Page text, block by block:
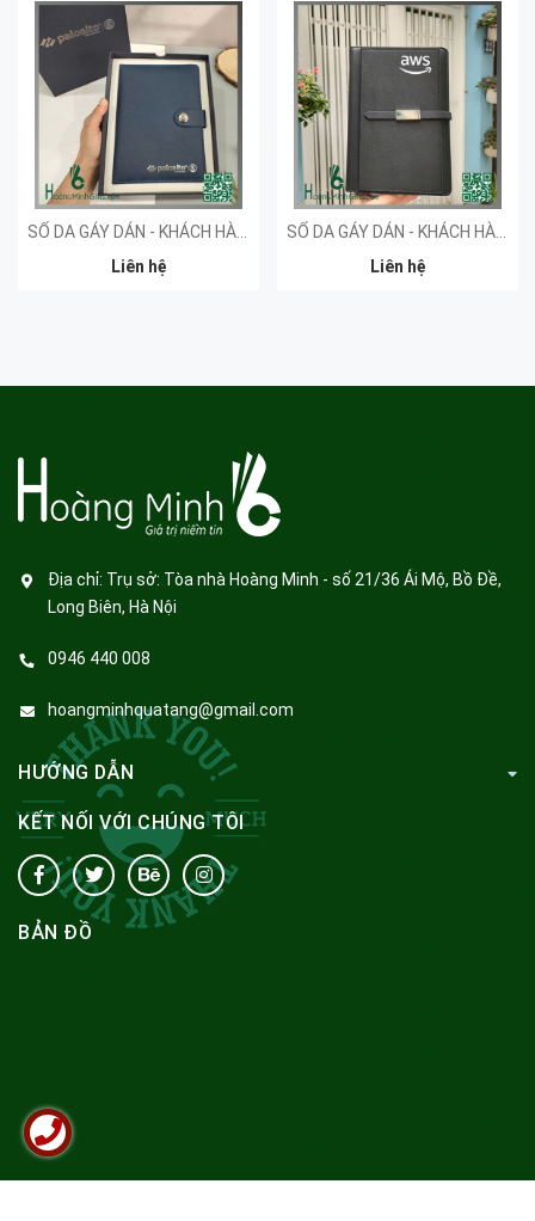
Liên hệ
Liên hệ
Địa chỉ: Trụ sở: Tòa nhà Hoàng Minh - số 21/36 Ái Mộ, Bồ Đề,
Long Biên, Hà Nội
0946 440 008
hoangminhquatang@gmail.com
HƯỚNG DẪN
KẾT NỐI VỚI CHÚNG TÔI
BẢN ĐỒ